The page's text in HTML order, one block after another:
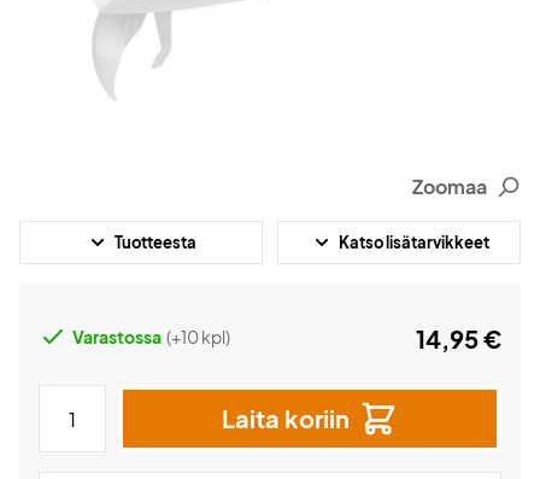
Zoomaa
Tuotteesta Katso lisätarvikkeet
Varastossa (+10 kpl) 14,95 €
Laita koriin